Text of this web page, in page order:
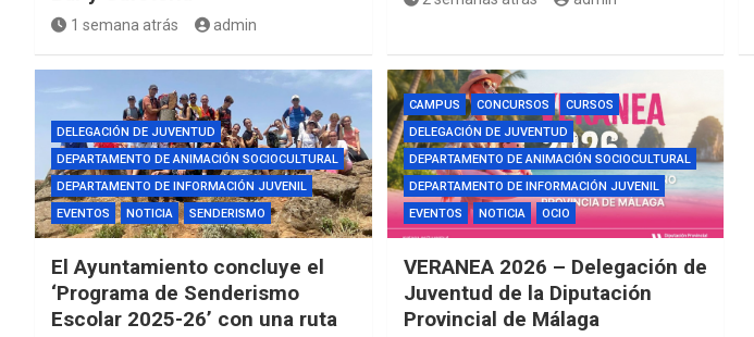
1 semana atrás admin
DELEGACIÓN DE JUVENTUD
DEPARTAMENTO DE ANIMACIÓN SOCIOCULTURAL
DEPARTAMENTO DE INFORMACIÓN JUVENIL
EVENTOS
NOTICIA SENDERISMO
El Ayuntamiento concluye el
‘Programa de Senderismo
Escolar 2025-26’ con una ruta
CAMPUS CONCURSOS
CURSOS
DELEGACIÓN DE JUVENTUD
DEPARTAMENTO DE ANIMACIÓN SOCIOCULTURAL
DEPARTAMENTO DE INFORMACIÓN JUVENIL
EVENTOS
NOTICIA OCIO
VERANEA 2026 – Delegación de
Juventud de la Diputación
Provincial de Málaga